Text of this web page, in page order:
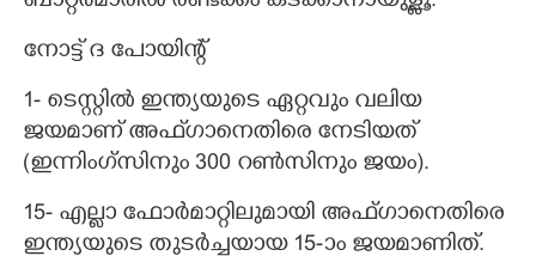
നോട്ട് ദ പോയിന്റ്
1- ടെസ്റ്റിൽ ഇന്ത്യയുടെ ഏറ്റവും വലിയ
ജയമാണ് അഫ്‌ഗാനെതിരെ നേടിയത്
(ഇന്നിംഗ്സിനും 300 റൺസിനും ജയം)​.
15- എല്ലാ ഫോർമാറ്റിലുമായി അഫ്ഗാനെതിരെ
ഇന്ത്യയുടെ തുടർച്ചയായ 15-ാം ജയമാണിത്.